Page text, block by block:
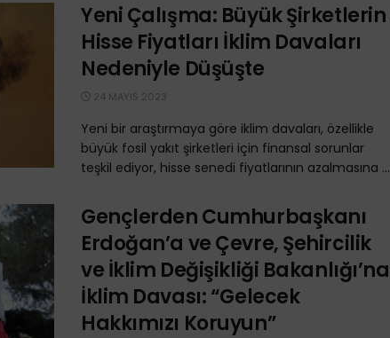
Yeni Çalışma: Büyük Şirketlerin
Hisse Fiyatları İklim Davaları
Nedeniyle Düşüşte
24 MAYIS 2023
Yeni bir araştırmaya göre iklim davaları, özellikle
büyük fosil yakıt şirketleri için finansal sorunlar
teşkil ediyor, hisse senedi fiyatlarının azalmasına ...
Gençlerden Cumhurbaşkanı
Erdoğan’a ve Çevre, Şehircilik
ve İklim Değişikliği Bakanlığı’na
İklim Davası: “Gelecek
Hakkımızı Koruyun”